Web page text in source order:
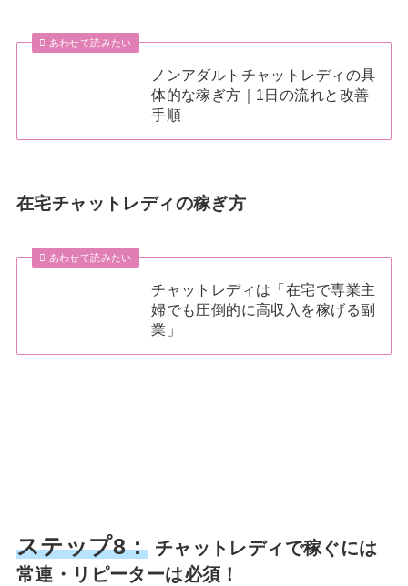
あわせて読みたい
ノンアダルトチャットレディの具
体的な稼ぎ方｜1日の流れと改善
手順
在宅チャットレディの稼ぎ方
あわせて読みたい
チャットレディは「在宅で専業主
婦でも圧倒的に高収入を稼げる副
業」
ステップ8： チャットレディで稼ぐには
常連・リピーターは必須！